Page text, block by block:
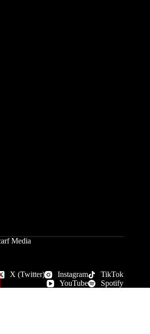
Media
X (Twitter) Instagram
TikTok
YouTube
Spotify